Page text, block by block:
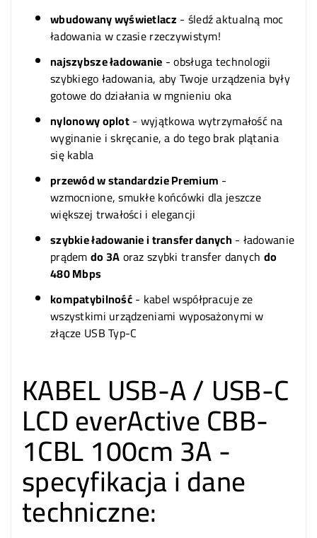
wbudowany wyświetlacz - śledź aktualną moc
ładowania w czasie rzeczywistym!
najszybsze ładowanie - obsługa technologii
szybkiego ładowania, aby Twoje urządzenia były
gotowe do działania w mgnieniu oka
nylonowy oplot- wyjątkowa wytrzymałość na
wyginanie i skręcanie, a do tego brak plątania
się kabla
przewód w standardzie Premium -
wzmocnione, smukłe końcówki dla jeszcze
większej trwałości i elegancji
szybkie ładowanie i transfer danych - ładowanie
prądemdo 3Aoraz szybki transfer danych do
480 Mbps
kompatybilność- kabel współpracuje ze
wszystkimi urządzeniami wyposażonymi w
złącze USB Typ-C
KABEL USB-A / USB-C
LCD everActive CBB-
1CBL 100cm 3A -
specyfikacja i dane
techniczne: